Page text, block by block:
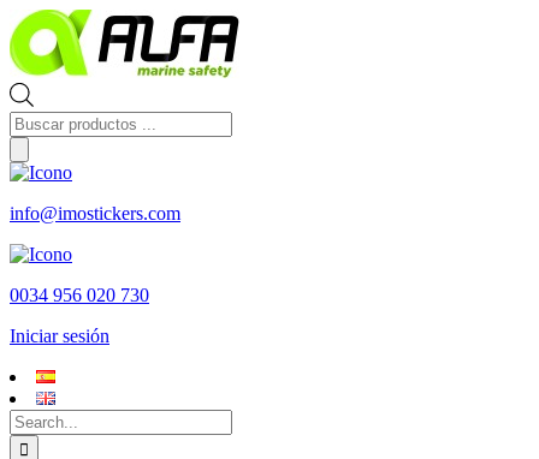
Skip
to
content
Búsqueda
de
productos
info@imostickers.com
0034 956 020 730
Iniciar sesión
Search
for: